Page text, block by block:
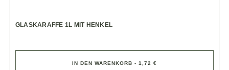
GLASKARAFFE 1L MIT HENKEL
IN DEN WARENKORB - 1,72 €